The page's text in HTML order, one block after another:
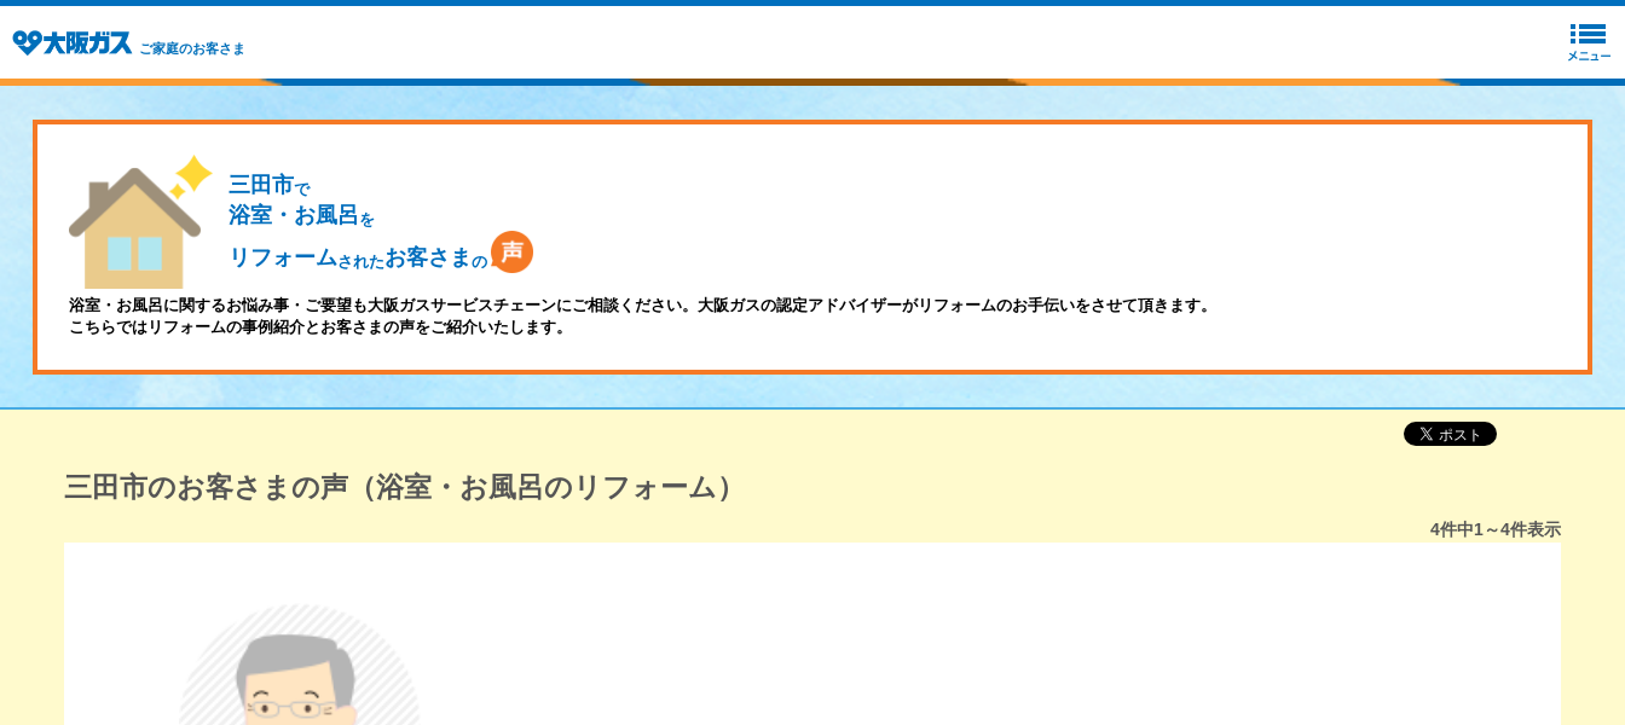
ご家庭のお客さま
三田市で
浴室・お風呂 を
リフォームされたお客さま の
浴室・お風呂に関するお悩み事・ご要望も大阪ガスサービスチェーンにご相談ください。大阪ガスの認定アドバイザーがリフォームのお手伝いをさせて頂きます。
こちらではリフォームの事例紹介とお客さまの声をご紹介いたします。
三田市のお客さまの声（浴室・お風呂のリフォーム）
4件中1～4件表示